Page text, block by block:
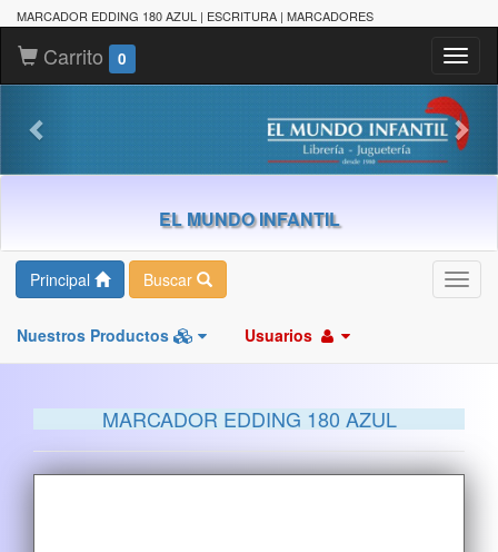
MARCADOR EDDING 180 AZUL | ESCRITURA | MARCADORES
Carrito 0
EL MUNDO INFANTIL
Principal Buscar
Nuestros Productos Usuarios
MARCADOR EDDING 180 AZUL